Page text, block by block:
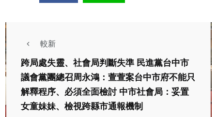
較新
跨局處失靈、社會局判斷失準 民進黨台中市
議會黨團總召周永鴻：萱萱案台中市府不能只
解釋程序、必須全面檢討 中市社會局：妥置
女童妹妹、檢視跨縣市通報機制